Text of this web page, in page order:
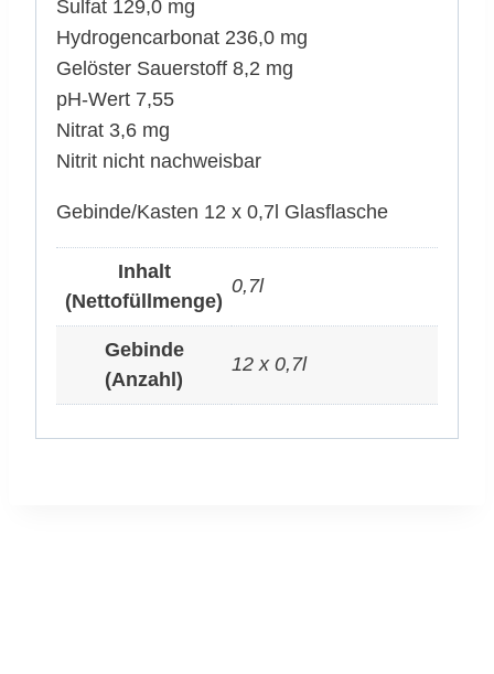
Sulfat 129,0 mg
Hydrogencarbonat 236,0 mg
Gelöster Sauerstoff 8,2 mg
pH-Wert 7,55
Nitrat 3,6 mg
Nitrit nicht nachweisbar
Gebinde/Kasten 12 x 0,7l Glasflasche
Inhalt
(Nettofüllmenge)
0,7l
Gebinde
(Anzahl)
12 x 0,7l